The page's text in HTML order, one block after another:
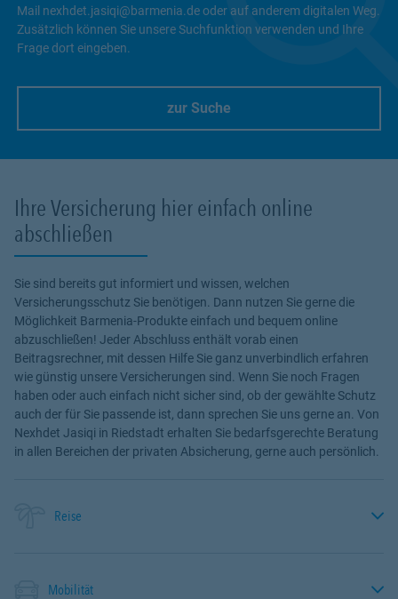
Mail nexhdet.jasiqi@barmenia.de oder auf anderem digitalen Weg.
Zusätzlich können Sie unsere Suchfunktion verwenden und Ihre
Frage dort eingeben.
zur Suche
Ihre Versicherung hier einfach online
abschließen
Sie sind bereits gut informiert und wissen, welchen
Versicherungsschutz Sie benötigen. Dann nutzen Sie gerne die
Möglichkeit Barmenia-Produkte einfach und bequem online
abzuschließen! Jeder Abschluss enthält vorab einen
Beitragsrechner, mit dessen Hilfe Sie ganz unverbindlich erfahren
wie günstig unsere Versicherungen sind. Wenn Sie noch Fragen
haben oder auch einfach nicht sicher sind, ob der gewählte Schutz
auch der für Sie passende ist, dann sprechen Sie uns gerne an. Von
Nexhdet Jasiqi in Riedstadt erhalten Sie bedarfsgerechte Beratung
in allen Bereichen der privaten Absicherung, gerne auch persönlich.
Reise
Mobilität